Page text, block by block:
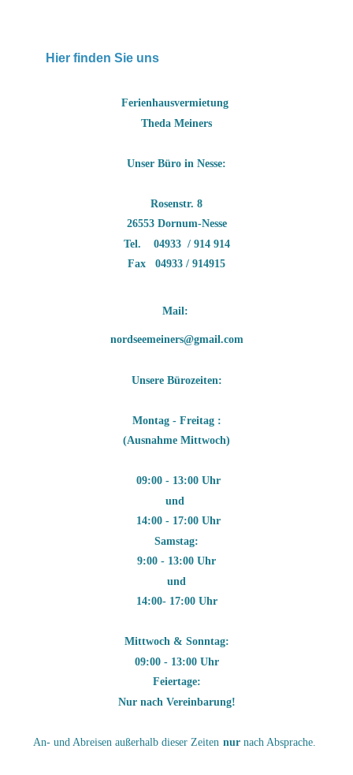
Hier finden Sie uns
Ferienhausvermietung
Theda Meiners
Unser Büro in Nesse:
Rosenstr. 8
26553 Dornum-Nesse
Tel. 04933 / 914 914
Fax 04933 / 914915
Mail:
nordseemeiners@gmail.com
Unsere Bürozeiten:
Montag - Freitag :
(Ausnahme Mittwoch)
09:00 - 13:00 Uhr
und
14:00 - 17:00 Uhr
Samstag:
9:00 - 13:00 Uhr
und
14:00- 17:00 Uhr
Mittwoch & Sonntag:
09:00 - 13:00 Uhr
Feiertage:
Nur nach Vereinbarung!
An- und Abreisen außerhalb dieser Zeiten nur nach Absprache.